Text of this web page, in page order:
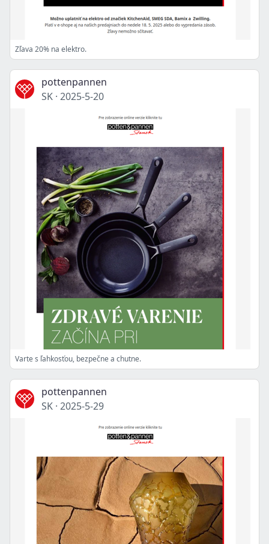
Zľava 20% na elektro.
pottenpannen
SK · 2025-5-20
Varte s ľahkosťou, bezpečne a chutne.
pottenpannen
SK · 2025-5-29